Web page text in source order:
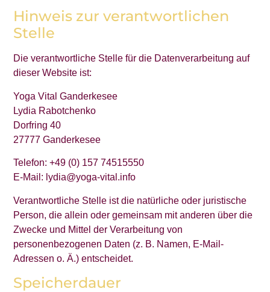
Hinweis zur verantwortlichen
Stelle
Die verantwortliche Stelle für die Datenverarbeitung auf
dieser Website ist:
Yoga Vital Ganderkesee
Lydia Rabotchenko
Dorfring 40
27777 Ganderkesee
Telefon: +49 (0) 157 74515550
E-Mail: lydia@yoga-vital.info
Verantwortliche Stelle ist die natürliche oder juristische
Person, die allein oder gemeinsam mit anderen über die
Zwecke und Mittel der Verarbeitung von
personenbezogenen Daten (z. B. Namen, E-Mail-
Adressen o. Ä.) entscheidet.
Speicherdauer